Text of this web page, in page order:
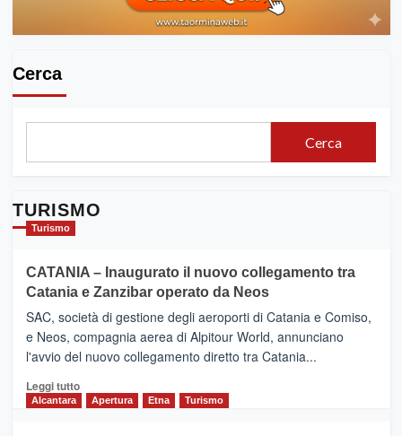
Cerca
Cerca
TURISMO
Turismo
CATANIA – Inaugurato il nuovo collegamento tra
Catania e Zanzibar operato da Neos
SAC, società di gestione degli aeroporti di Catania e Comiso,
e Neos, compagnia aerea di Alpitour World, annunciano
l'avvio del nuovo collegamento diretto tra Catania...
Leggi tuttoLeggi
Alcantara Apertura Etna Turismo